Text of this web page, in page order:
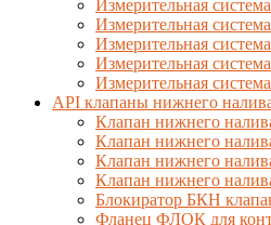
Измерительная
Измерительная
Измерительная
Измерительная
Измерительная
API клапаны нижнего
Клапан нижнего
Клапан нижнего
Клапан нижнего
Клапан нижнего
Блокиратор БКН
Фланец ФЛОК для